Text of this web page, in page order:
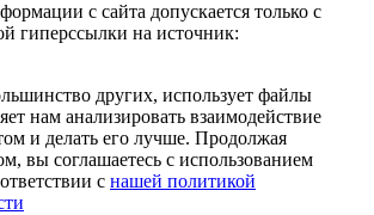
с сайта допускается только с
гиперссылки на источник:
других, использует файлы
нам анализировать взаимодействие
и делать его лучше. Продолжая
вы соглашаетесь с использованием
с нашей политикой